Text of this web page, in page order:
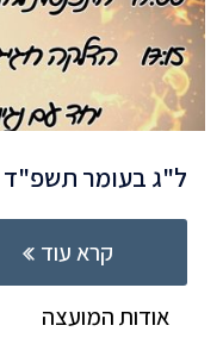
ל"ג בעומר תשפ"ד
קרא עוד
אודות המועצה